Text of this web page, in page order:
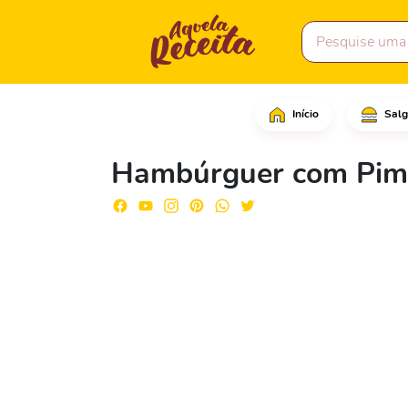
Início
Hambúrguer com
Comece adicionado